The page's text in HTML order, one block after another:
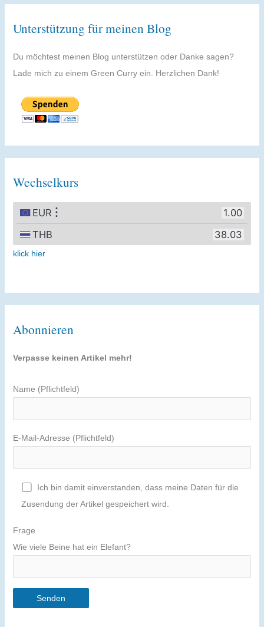
Unterstützung für meinen Blog
Du möchtest meinen Blog unterstützen oder Danke sagen?
Lade mich zu einem Green Curry ein. Herzlichen Dank!
Wechselkurs
klick hier
Abonnieren
Verpasse keinen Artikel mehr!
Name (Pflichtfeld)
E-Mail-Adresse (Pflichtfeld)
Ich bin damit einverstanden, dass meine Daten für die
Zusendung der Artikel gespeichert wird.
Frage
Wie viele Beine hat ein Elefant?